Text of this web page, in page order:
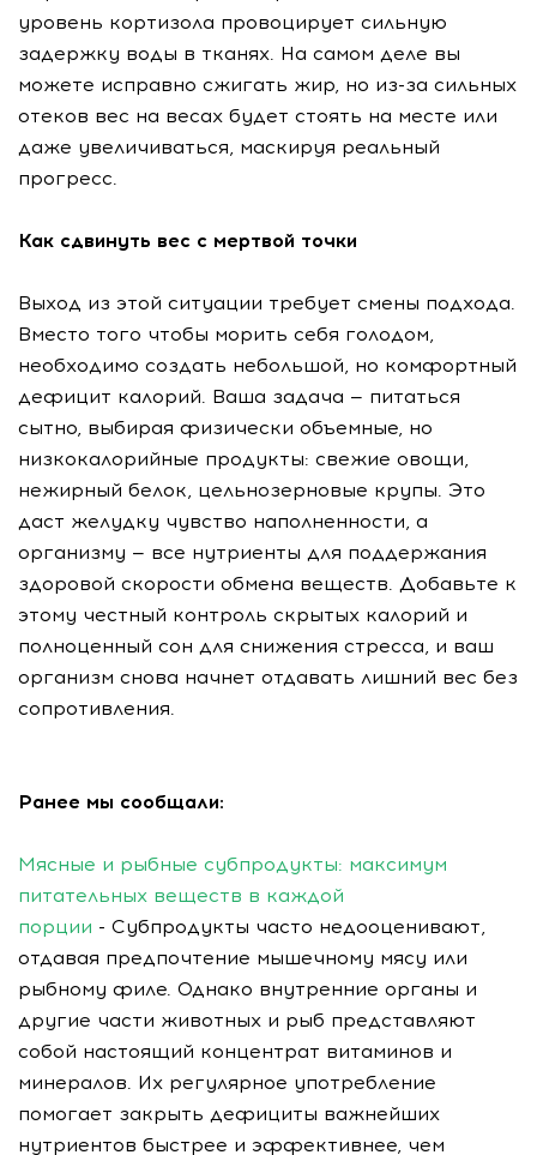
уровень кортизола провоцирует сильную
задержку воды в тканях. На самом деле вы
можете исправно сжигать жир, но из-за сильных
отеков вес на весах будет стоять на месте или
даже увеличиваться, маскируя реальный
прогресс.
Как сдвинуть вес с мертвой точки
Выход из этой ситуации требует смены подхода.
Вместо того чтобы морить себя голодом,
необходимо создать небольшой, но комфортный
дефицит калорий. Ваша задача — питаться
сытно, выбирая физически объемные, но
низкокалорийные продукты: свежие овощи,
нежирный белок, цельнозерновые крупы. Это
даст желудку чувство наполненности, а
организму — все нутриенты для поддержания
здоровой скорости обмена веществ. Добавьте к
этому честный контроль скрытых калорий и
полноценный сон для снижения стресса, и ваш
организм снова начнет отдавать лишний вес без
сопротивления.
Ранее мы сообщали:
Мясные и рыбные субпродукты: максимум
питательных веществ в каждой
порции - Субпродукты часто недооценивают,
отдавая предпочтение мышечному мясу или
рыбному филе. Однако внутренние органы и
другие части животных и рыб представляют
собой настоящий концентрат витаминов и
минералов. Их регулярное употребление
помогает закрыть дефициты важнейших
нутриентов быстрее и эффективнее, чем